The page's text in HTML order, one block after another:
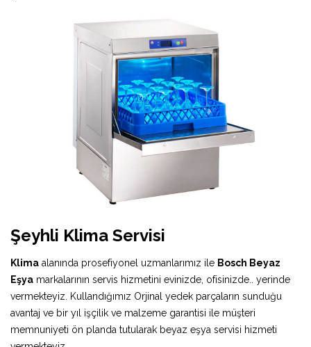
Şeyhli Klima Servisi
Klima alanında prosefiyonel uzmanlarımız ile Bosch Beyaz
Eşya markalarının servis hizmetini evinizde, ofisinizde.. yerinde
vermekteyiz. Kullandığımız Orjinal yedek parçaların sunduğu
avantaj ve bir yıl işçilik ve malzeme garantisi ile müşteri
memnuniyeti ön planda tutularak beyaz eşya servisi hizmeti